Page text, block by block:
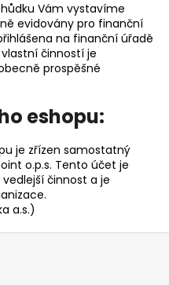
Vám vystavíme
evidovány pro finanční
na finanční úřadě
činností je
prospěšné
eshopu:
je zřízen samostatný
o.p.s. Tento účet je
činnost a je
a.s.)